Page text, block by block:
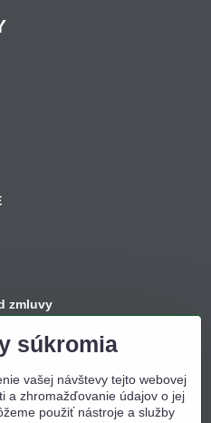
zmluvy
súkromia
vašej návštevy tejto webovej
a zhromažďovanie údajov o jej
použiť nástroje a služby